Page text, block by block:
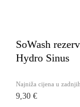
SoWash
Hydro Sinus
Najniža cijena u
9,30 €